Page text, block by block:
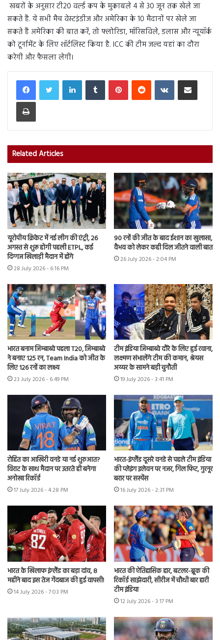
खबरों के अनुसार टी20 वर्ल्ड कप के मुकाबले 4 से 30 जून तक खेले जा
सकते हैं. ये सभी मैच वेस्टइंडीज और अमेरिका के 10 मैदानों पर खेले जा
सकते हैं अमेरिका की बात करें, तो फ्लोरिडा, मॉरिसविले, डलास और न्यूयॉर्क
को टूर्नामेंट के लिए शॉर्टलिस्ट किया है. ICC की टीम जल्द यहां का दौरा
करेगी और फैसला लेगी।
LinkedInTumblr PinterestReddit VKontakteShare via Email
Print
Related Articles
यूरोपीय क्रिकेट में नई लीग की एंट्री, 26
अगस्त से शुरू होगी पहली ETPL, कई
दिग्गज खिलाड़ी मैदान में होंगे
28 July 2026 - 6:16 PM
90 रनों की जीत के बाद ईशान का खुलासा,
वैभव को लेकर कही दिल जीतने वाली बात
26 July 2026 - 2:04 PM
भारत बनाम जिम्बाब्वे पहला T20, जिम्बाब्वे
ने बनाए 125 रन, Team India को जीत के
लिए 126 रनों का लक्ष्य
23 July 2026 - 6:49 PM
टीम इंडिया जिम्बाब्वे दौरे के लिए हुई रवाना,
लक्ष्मण संभालेंगे टीम की कमान, श्रेयस
अय्यर के सामने बड़ी चुनौती
19 July 2026 - 3:41 PM
रोहित का आखिरी वनडे या नई शुरुआत?
विराट के साथ मैदान पर उतरते ही बनेगा
अनोखा रिकॉर्ड
17 July 2026 - 4:28 PM
भारत-इंग्लैंड दूसरे वनडे से पहले टीम इंडिया
की प्लेइंग इलेवन पर नजर, गिल फिट, गुरनूर
बरार पर सस्पेंस
16 July 2026 - 2:31 PM
भारत के खिलाफ इंग्लैंड का बड़ा दांव, 8
महीने बाद इस तेज गेंदबाज की हुई वापसी!
14 July 2026 - 7:03 PM
भारत की ऐतिहासिक हार, बटलर-ब्रूक की
रिकॉर्ड साझेदारी, सीरीज में चौथी बार हारी
टीम इंडिया
12 July 2026 - 3:17 PM